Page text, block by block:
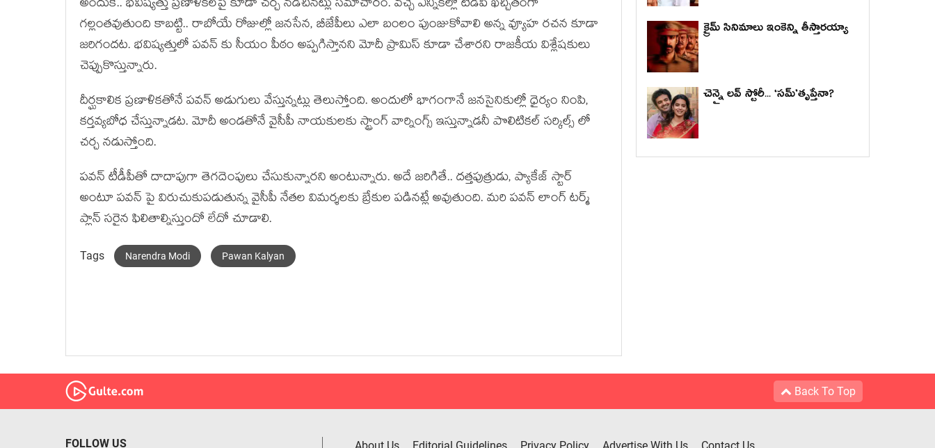
అందుకే.. భవిష్యత్తు ప్రణాళికలపై కూడా చర్చ నడిచినట్లు సమాచారం. వచ్చే ఎన్నికల్లో టీడీపీ ఖచ్చితంగా
గల్లంతవుతుంది కాబట్టి.. రాబోయే రోజుల్లో జనసేన, బీజేపీలు ఎలా బంలం పుంజుకోవాలి అన్న వ్యూహ రచన కూడా
జరిగందట. భవిష్యత్తులో పవన్ కు సీయం పీఠం అప్పగిస్తానని మోదీ ప్రామిస్ కూడా చేశారని రాజకీయ విశ్లేషకులు
చెప్పుకొస్తున్నారు.
దీర్ఘకాలిక ప్రణాళికతోనే పవన్ అడుగులు వేస్తున్నట్లు తెలుస్తోంది. అందులో భాగంగానే జనసైనికుల్లో ధైర్యం నింపి,
కర్తవ్యబోధ చేస్తున్నాడట. మోదీ అండతోనే వైసీపీ నాయకులకు స్ట్రాంగ్ వార్నింగ్స్ ఇస్తున్నాడనీ పొలిటికల్ సర్కిల్స్ లో
చర్చ నడుస్తోంది.
పవన్ టీడీపీతో దాదాపుగా తెగదెంపులు చేసుకున్నారని అంటున్నారు. అదే జరిగితే.. దత్తపుత్రుడు, ప్యాకేజ్ స్టార్
అంటూ పవన్ పై విరుచుకుపడుతున్న వైసీపీ నేతల విమర్శలకు బ్రేకుల పడినట్లే అవుతుంది. మరి పవన్ లాంగ్ టర్మ్
ప్లాన్ సరైన ఫిలితాల్నిస్తుందో లేదో చూడాలి.
Tags Narendra Modi Pawan Kalyan
క్రైమ్ సినిమాలు ఇంకెన్ని తీస్తారయ్యా
చెన్నై లవ్ స్టోరీ... ‘సమ్’తృప్తేనా?
Back To Top
FOLLOW US